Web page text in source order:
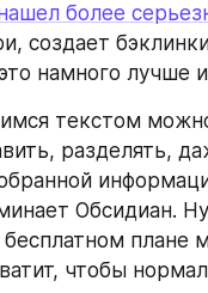
более
создает
намного лучше
текстом
разделять,
Обсидиан.
бесплатном плане
чтобы